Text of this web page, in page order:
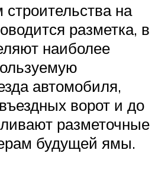
на
разметка, в
наиболее
автомобиля,
ворот и до
разметочные
будущей ямы.